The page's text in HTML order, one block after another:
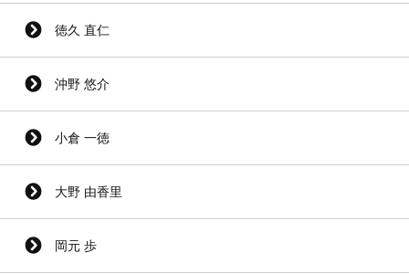
徳久 直仁
沖野 悠介
小倉 一徳
大野 由香里
岡元 歩